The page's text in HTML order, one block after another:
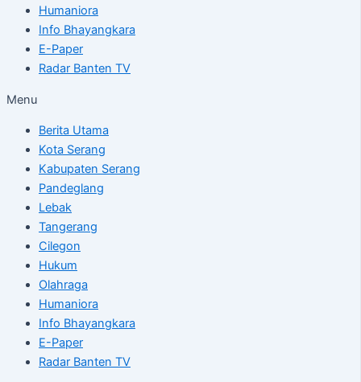
Humaniora
Info Bhayangkara
E-Paper
Radar Banten TV
Menu
Berita Utama
Kota Serang
Kabupaten Serang
Pandeglang
Lebak
Tangerang
Cilegon
Hukum
Olahraga
Humaniora
Info Bhayangkara
E-Paper
Radar Banten TV